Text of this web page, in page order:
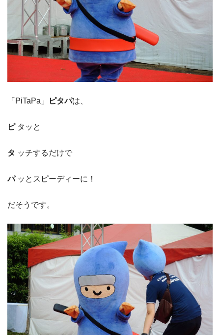
「PiTaPa」 ピタパは、
ピタッと
タ ッチするだけで
パッとスピーディーに！
だそうです。